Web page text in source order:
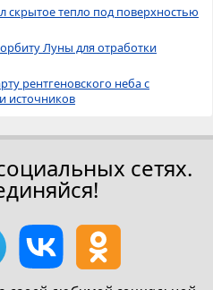
тепло под поверхностью
Луны для отработки
рентгеновского неба с
источников
сетях.